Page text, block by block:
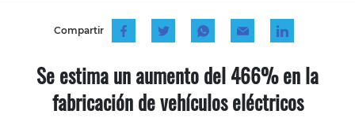
Compartir
Se estima un aumento del 466% en la
fabricación de vehículos eléctricos